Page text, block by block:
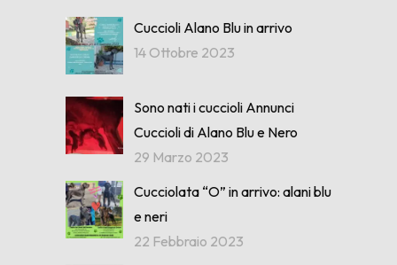
Cuccioli Alano Blu in arrivo
14 Ottobre 2023
Sono nati i cuccioli Annunci
Cuccioli di Alano Blu e Nero
29 Marzo 2023
Cucciolata “O” in arrivo: alani blu
e neri
22 Febbraio 2023